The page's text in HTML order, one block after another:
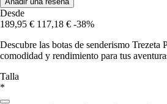
Desde
189,95 € 117,18 € -38%
Descubre las botas de senderismo Trezeta
comodidad y rendimiento para tus
Talla
*